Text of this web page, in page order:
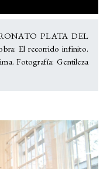
PLATA DEL
El recorrido infinito.
Fotografía: Gentileza